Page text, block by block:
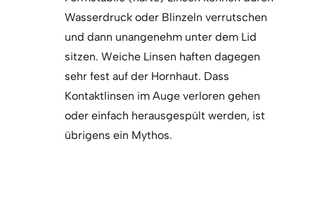
Wasserdruck oder Blinzeln verrutschen
und dann unangenehm unter dem Lid
sitzen. Weiche Linsen haften dagegen
sehr fest auf der Hornhaut. Dass
Kontaktlinsen im Auge verloren gehen
oder einfach herausgespült werden, ist
übrigens ein Mythos.